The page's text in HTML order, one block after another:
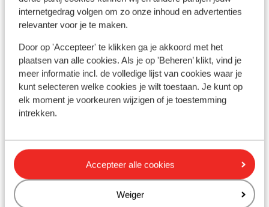
internetgedrag volgen om zo onze inhoud en advertenties
relevanter voor je te maken.
Door op 'Accepteer' te klikken ga je akkoord met het
plaatsen van alle cookies. Als je op 'Beheren’ klikt, vind je
meer informatie incl. de volledige lijst van cookies waar je
kunt selecteren welke cookies je wilt toestaan. Je kunt op
elk moment je voorkeuren wijzigen of je toestemming
intrekken.
Accepteer alle cookies
Weiger